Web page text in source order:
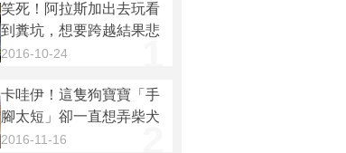
笑死！阿拉斯加出去玩看
到糞坑，想要跨越結果悲
劇還開心不已！主：「我
2016-10-24
卡哇伊！這隻狗寶寶「手
腳太短」卻一直想弄柴犬
媽媽！結果媽媽一站起
2016-11-16